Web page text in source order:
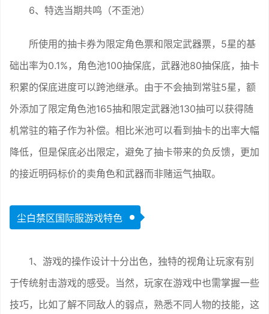
6、特选当期共鸣（不歪池）
所使用的抽卡券为限定角色票和限定武器票，5星的基
础出率为0.1%，角色池100抽保底，武器池80抽保底，抽卡
积累的保底进度可以跨池继承。由于不会抽到常驻5星，额
外添加了限定角色池165抽和限定武器池130抽可以获得随
机常驻的箱子作为补偿。相比米池可以看到抽卡的出率大幅
降低，但是保底必出限定，避免了抽卡带来的负反馈，更加
的接近明码标价的卖角色和武器而非赌运气抽取。
尘白禁区国际服游戏特色
1、游戏的操作设计十分出色，独特的视角让玩家有别
于传统射击游戏的感受。当然，玩家在游戏中也需掌握一些
技巧，比如了解不同敌人的弱点，熟悉不同人物的技能，这